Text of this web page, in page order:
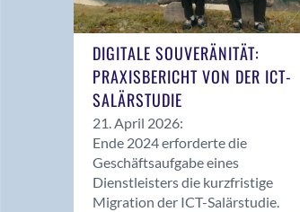
DIGITALE SOUVERÄNITÄT:
PRAXISBERICHT VON DER ICT-
SALÄRSTUDIE
21. April 2026:
Ende 2024 erforderte die
Geschäftsaufgabe eines
Dienstleisters die kurzfristige
Migration der ICT-Salärstudie.